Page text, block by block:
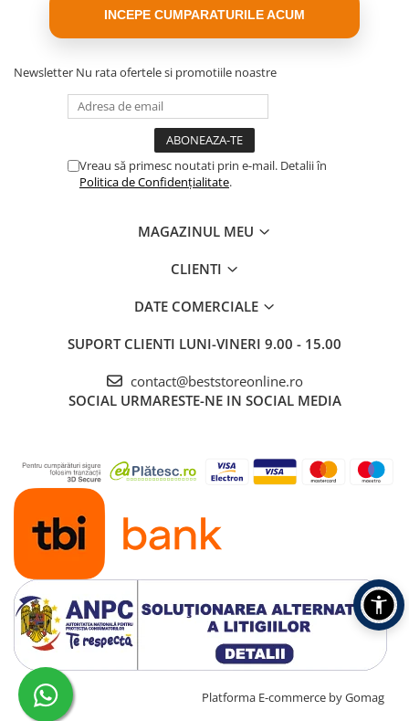
INCEPE CUMPARATURILE ACUM
Newsletter Nu rata ofertele si promotiile noastre
Vreau să primesc noutati prin e-mail. Detalii în
Politica de Confidențialitate.
MAGAZINUL MEU
CLIENTI
DATE COMERCIALE
SUPORT CLIENTI LUNI-VINERI 9.00 - 15.00
contact@beststoreonline.ro
SOCIAL URMARESTE-NE IN SOCIAL MEDIA
Creat cu ❤ și cu 🧠 de TrifanDan.ro Platforma E-commerce by Gomag